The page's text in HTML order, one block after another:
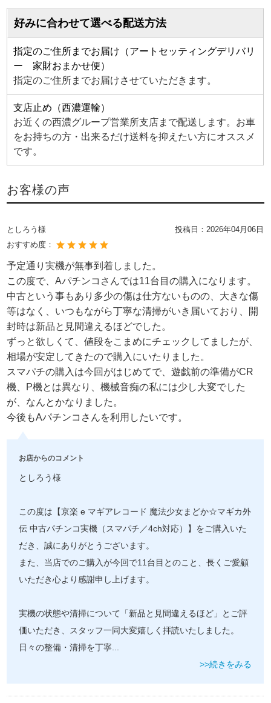
好みに合わせて選べる配送方法
指定のご住所までお届け（アートセッティングデリバリ
ー 家財おまかせ便）
指定のご住所までお届けさせていただきます。
支店止め（西濃運輸）
お近くの西濃グループ営業所支店まで配送します。お車
をお持ちの方・出来るだけ送料を抑えたい方にオススメ
です。
お客様の声
としろう様 投稿日：2026年04月06日
おすすめ度：
予定通り実機が無事到着しました。
この度で、Aパチンコさんでは11台目の購入になります。
中古という事もあり多少の傷は仕方ないものの、大きな傷
等はなく、いつもながら丁寧な清掃がいき届いており、開
封時は新品と見間違えるほどでした。
ずっと欲しくて、値段をこまめにチェックしてましたが、
相場が安定してきたので購入にいたりました。
スマパチの購入は今回がはじめてで、遊戯前の準備がCR
機、P機とは異なり、機械音痴の私には少し大変でした
が、なんとかなりました。
今後もAパチンコさんを利用したいです。
お店からのコメント
としろう様
この度は【京楽 e マギアレコード 魔法少女まどか☆マギカ外
伝 中古パチンコ実機（スマパチ／4ch対応）】をご購入いた
だき、誠にありがとうございます。
また、当店でのご購入が今回で11台目とのこと、長くご愛顧
いただき心より感謝申し上げます。
実機の状態や清掃について「新品と見間違えるほど」とご評
価いただき、スタッフ一同大変嬉しく拝読いたしました。
日々の整備・清掃を丁寧...
>>続きをみる